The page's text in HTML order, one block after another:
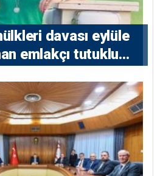
davası eylüle
emlakçı tutuklu